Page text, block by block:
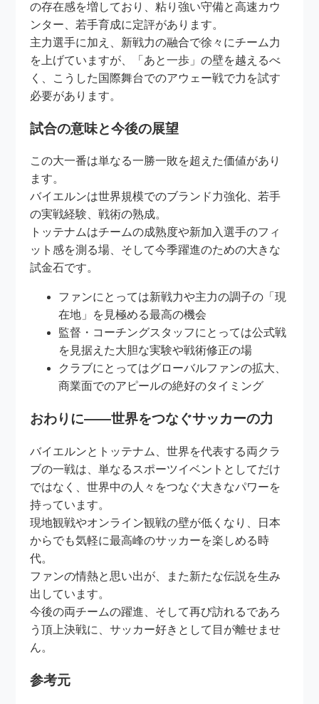
の存在感を増しており、粘り強い守備と高速カウ
ンター、若手育成に定評があります。
主力選手に加え、新戦力の融合で徐々にチーム力
を上げていますが、「あと一歩」の壁を越えるべ
く、こうした国際舞台でのアウェー戦で力を試す
必要があります。
試合の意味と今後の展望
この大一番は単なる一勝一敗を超えた価値があり
ます。
バイエルンは世界規模でのブランド力強化、若手
の実戦経験、戦術の熟成。
トッテナムはチームの成熟度や新加入選手のフィ
ット感を測る場、そして今季躍進のための大きな
試金石です。
ファンにとっては新戦力や主力の調子の「現
在地」を見極める最高の機会
監督・コーチングスタッフにとっては公式戦
を見据えた大胆な実験や戦術修正の場
クラブにとってはグローバルファンの拡大、
商業面でのアピールの絶好のタイミング
おわりに――世界をつなぐサッカーの力
バイエルンとトッテナム、世界を代表する両クラ
ブの一戦は、単なるスポーツイベントとしてだけ
ではなく、世界中の人々をつなぐ大きなパワーを
持っています。
現地観戦やオンライン観戦の壁が低くなり、日本
からでも気軽に最高峰のサッカーを楽しめる時
代。
ファンの情熱と思い出が、また新たな伝説を生み
出しています。
今後の両チームの躍進、そして再び訪れるであろ
う頂上決戦に、サッカー好きとして目が離せませ
ん。
参考元